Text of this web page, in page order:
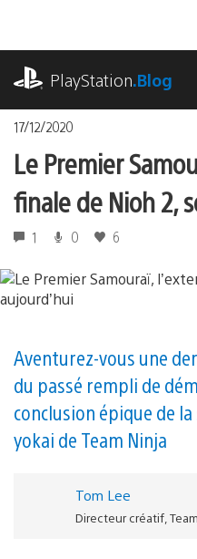
contenu
PlayStation.Blog
17/12/2020
Le Premier
finale de Nioh 2,
1 0 6
Aventurez-vous une
du passé rempli de
conclusion épique de
yokai de Team Ninja
Tom Lee
Directeur créatif,